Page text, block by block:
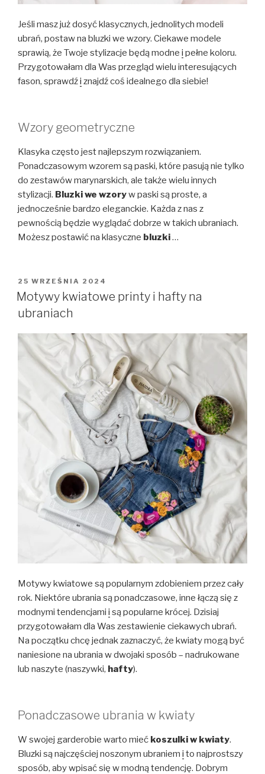
Jeśli masz już dosyć klasycznych, jednolitych modeli
ubrań, postaw na bluzki we wzory. Ciekawe modele
sprawią, że Twoje stylizacje będą modne i pełne koloru.
Przygotowałam dla Was przegląd wielu interesujących
fason, sprawdźi znajdź coś idealnego dla siebie!
Wzory geometryczne
Klasyka często jest najlepszym rozwiązaniem.
Ponadczasowym wzorem są paski, które pasują nie tylko
do zestawów marynarskich, ale także wielu innych
stylizacji. Bluzki we wzoryw paski są proste, a
jednocześnie bardzo eleganckie. Każda z nas z
pewnością będzie wyglądać dobrze w takich ubraniach.
Możesz postawić na klasyczne bluzki…
OPUBLIKOWANE
W
25 WRZEŚNIA 2024
Motywy kwiatowe printy i hafty na
ubraniach
Motywy kwiatowe są popularnym zdobieniem przez cały
rok. Niektóre ubrania są ponadczasowe, inne łączą się z
modnymi tendencjami i są popularne krócej. Dzisiaj
przygotowałam dla Was zestawienie ciekawych ubrań.
Na początku chcę jednak zaznaczyć, że kwiaty mogą być
naniesione na ubrania w dwojaki sposób – nadrukowane
lub naszyte (naszywki, hafty).
Ponadczasowe ubrania w kwiaty
W swojej garderobie warto mieć koszulki w kwiaty.
Bluzki są najczęściej noszonym ubraniem i to najprostszy
sposób, aby wpisać się w modną tendencję. Dobrym